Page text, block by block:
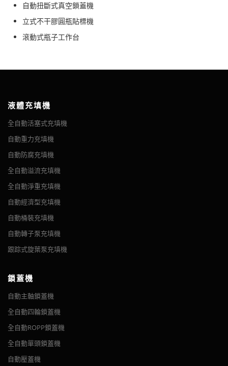
自動扭斷式真空鎖蓋機
立式不干膠圓瓶貼標機
滾動式瓶子工作台
液體充填機
全自動活塞式充填機
自動重力充填機
自動防腐充填機
全自動溢流充填機
全自動淨重充填機
自動經濟型充填機
自動桶裝充填機
自動轉子泵充填機
跟踪式旋葉泵充填機
鎖蓋機
自動主軸鎖蓋機
全自動四輪鎖蓋機
全自動ROPP鎖蓋機
全自動單頭鎖蓋機
自動壓蓋機